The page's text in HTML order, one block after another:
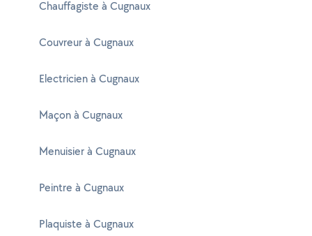
Chauffagiste à Cugnaux
Couvreur à Cugnaux
Electricien à Cugnaux
Maçon à Cugnaux
Menuisier à Cugnaux
Peintre à Cugnaux
Plaquiste à Cugnaux